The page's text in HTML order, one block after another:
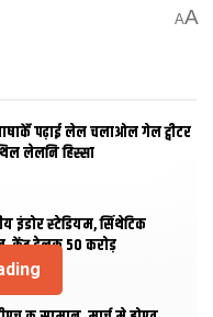
AA
पढ़ाई लेल चलाओल गेल ट्वीटर
लेलनि हिस्सा
इंडोर स्‍टेडि‍यम, सिंथेटिक
केंद्र देलक 50 करोड़